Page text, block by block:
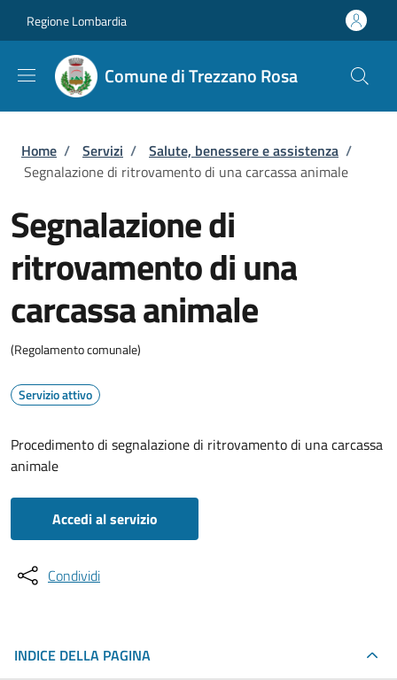
Regione Lombardia
Comune di Trezzano Rosa
Briciole di pane
Home / Servizi / Salute, benessere e assistenza /
Segnalazione di ritrovamento di una carcassa animale
Segnalazione di
ritrovamento di una
carcassa animale
(Regolamento comunale)
Servizio attivo
Procedimento di segnalazione di ritrovamento di una carcassa
animale
Accedi al servizio
Condividi
INDICE DELLA PAGINA